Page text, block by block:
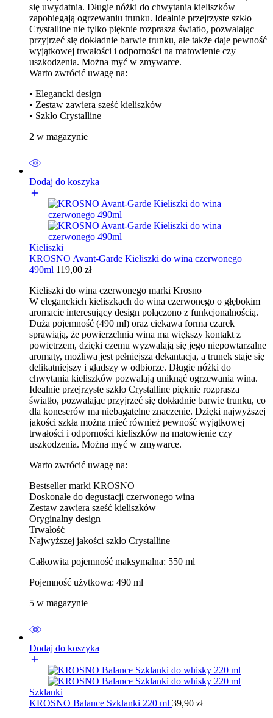
się uwydatnia. Długie nóżki do chwytania kieliszków
zapobiegają ogrzewaniu trunku. Idealnie przejrzyste szkło
Crystalline nie tylko pięknie rozprasza światło, pozwalając
przyjrzeć się dokładnie barwie trunku, ale także daje pewność
wyjątkowej trwałości i odporności na matowienie czy
uszkodzenia. Można myć w zmywarce.
Warto zwrócić uwagę na:
• Elegancki design
• Zestaw zawiera sześć kieliszków
• Szkło Crystalline
2 w magazynie
Dodaj do koszyka
Kieliszki
KROSNO Avant-Garde Kieliszki do wina czerwonego
490ml 119,00 zł
Kieliszki do wina czerwonego marki Krosno
W eleganckich kieliszkach do wina czerwonego o głębokim
aromacie interesujący design połączono z funkcjonalnością.
Duża pojemność (490 ml) oraz ciekawa forma czarek
sprawiają, że powierzchnia wina ma większy kontakt z
powietrzem, dzięki czemu wyzwalają się jego niepowtarzalne
aromaty, możliwa jest pełniejsza dekantacja, a trunek staje się
delikatniejszy i gładszy w odbiorze. Długie nóżki do
chwytania kieliszków pozwalają uniknąć ogrzewania wina.
Idealnie przejrzyste szkło Crystalline pięknie rozprasza
światło, pozwalając przyjrzeć się dokładnie barwie trunku, co
dla koneserów ma niebagatelne znaczenie. Dzięki najwyższej
jakości szkła można mieć również pewność wyjątkowej
trwałości i odporności kieliszków na matowienie czy
uszkodzenia. Można myć w zmywarce.
Warto zwrócić uwagę na:
Bestseller marki KROSNO
Doskonałe do degustacji czerwonego wina
Zestaw zawiera sześć kieliszków
Oryginalny design
Trwałość
Najwyższej jakości szkło Crystalline
Całkowita pojemność maksymalna: 550 ml
Pojemność użytkowa: 490 ml
5 w magazynie
Dodaj do koszyka
Szklanki
KROSNO Balance Szklanki 220 ml 39,90 zł